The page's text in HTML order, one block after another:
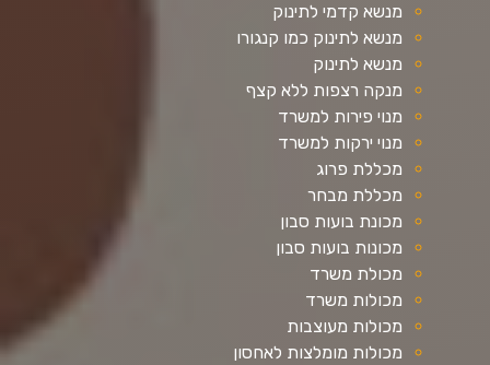
מנשא קדמי לתינוק
מנשא לתינוק כמו קנגורו
מנשא לתינוק
מנקה רצפות ללא קצף
מנוי פירות למשרד
מנוי ירקות למשרד
מכללת פרוג
מכללת מבחר
מכונת בועות סבון
מכונות בועות סבון
מכולת משרד
מכולות משרד
מכולות מעוצבות
מכולות מומלצות לאחסון